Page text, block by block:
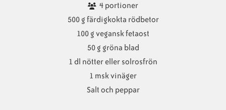
4 portioner
500 g färdigkokta rödbetor
100 g vegansk fetaost
50 g gröna blad
1 dl nötter eller solrosfrön
1 msk vinäger
Salt och peppar